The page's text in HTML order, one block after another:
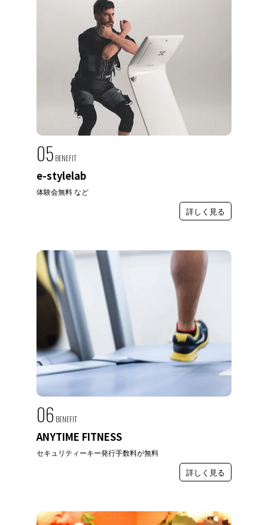
05 BENEFIT
e-stylelab
体験会無料 など
詳しく見る
06 BENEFIT
ANYTIME FITNESS
セキュリティーキー発行手数料が無料
詳しく見る